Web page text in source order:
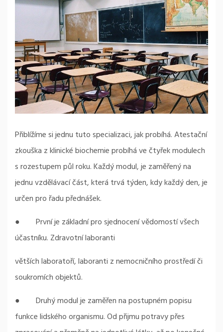
Přiblížíme si jednu tuto specializaci, jak probíhá. Atestační
zkouška z klinické biochemie probíhá ve čtyřek modulech
s rozestupem půl roku. Každý modul, je zaměřený na
jednu vzdělávací část, která trvá týden, kdy každý den, je
určen pro řadu přednášek.
● První je základní pro sjednocení vědomostí všech
účastníku. Zdravotní laboranti
větších laboratoří, laboranti z nemocničního prostředí či
soukromích objektů.
● Druhý modul je zaměřen na postupném popisu
funkce lidského organismu. Od přijmu potravy přes